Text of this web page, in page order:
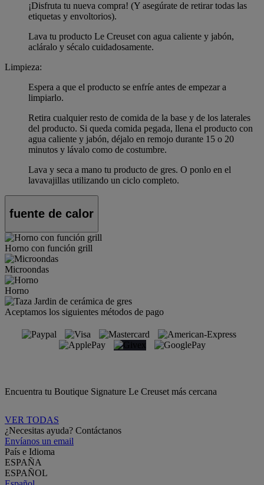
¡Disfruta tu nueva compra! (Y asegúrate de retirar todas las
etiquetas y envoltorios).
Lava tu producto Le Creuset con agua caliente y jabón,
acláralo y sécalo cuidadosamente.
Limpieza:
Espera a que el producto se enfríe antes de empezar a
limpiarlo.
Retira cualquier resto de comida de la base y de los laterales
del producto. Si queda comida pegada, llena el producto con
agua caliente y jabón, déjalo en remojo durante 15 o 20
minutos y lávalo como de costumbre.
Lava y seca a mano tu producto de gres. O ponlo en el
lavavajillas utilizando un ciclo completo.
fuente de calor
Horno con función grill
Microondas
Horno
Aceptamos los siguientes métodos de pago
Encuentra tu Boutique Signature Le Creuset más cercana
VER TODAS
¿Necesitas ayuda? Contáctanos
Envíanos un email
País e Idioma
ESPAÑA
ESPAÑOL